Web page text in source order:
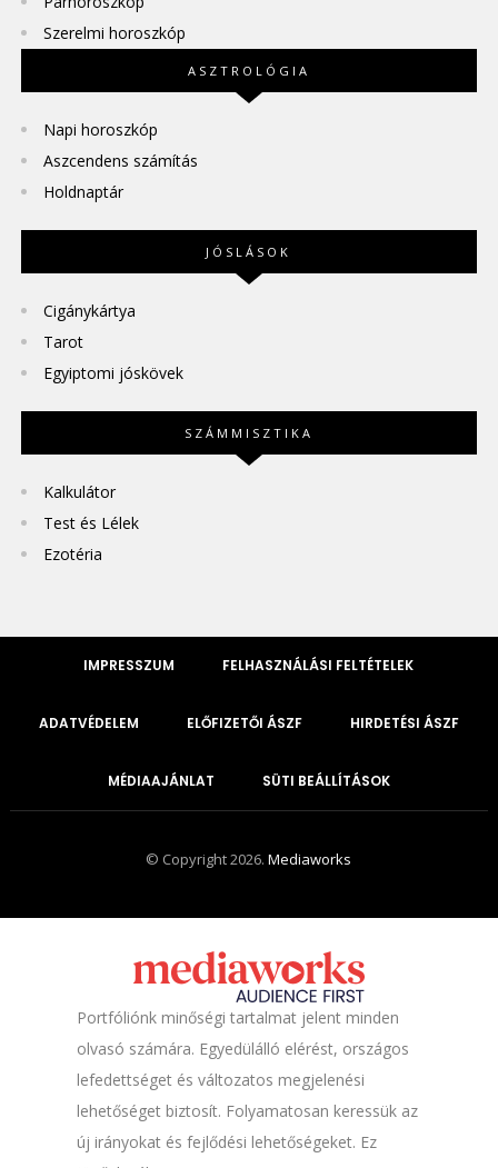
Szerelmi horoszkóp
ASZTROLÓGIA
Napi horoszkóp
Aszcendens számítás
Holdnaptár
JÓSLÁSOK
Cigánykártya
Tarot
Egyiptomi jóskövek
SZÁMMISZTIKA
Kalkulátor
Test és Lélek
Ezotéria
IMPRESSZUM FELHASZNÁLÁSI FELTÉTELEK
ADATVÉDELEM ELŐFIZETŐI ÁSZF HIRDETÉSI ÁSZF
MÉDIAAJÁNLAT SÜTI BEÁLLÍTÁSOK
© Copyright 2026.Mediaworks
Portfóliónk minőségi tartalmat jelent minden
olvasó számára. Egyedülálló elérést, országos
lefedettséget és változatos megjelenési
lehetőséget biztosít. Folyamatosan keressük az
új irányokat és fejlődési lehetőségeket. Ez